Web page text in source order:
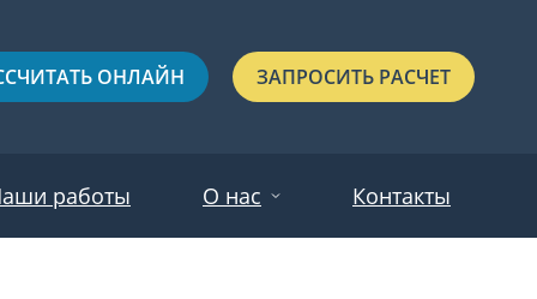
ОНЛАЙН ЗАПРОСИТЬ РАСЧЕТ
работы О нас Контакты